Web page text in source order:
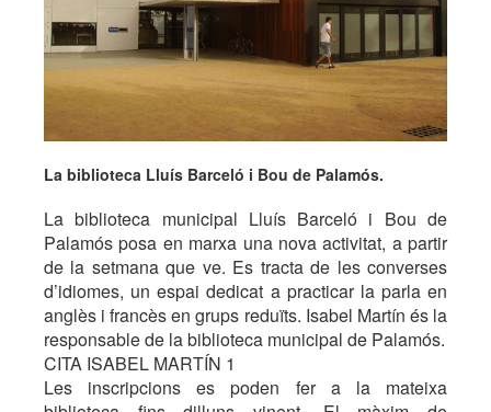
La biblioteca Lluís Barceló i Bou de Palamós.
La biblioteca municipal Lluís Barceló i Bou de
Palamós posa en marxa una nova activitat, a partir
de la setmana que ve. Es tracta de les converses
d’idiomes, un espai dedicat a practicar la parla en
anglès i francès en grups reduïts. Isabel Martín és la
responsable de la biblioteca municipal de Palamós.
CITA ISABEL MARTÍN 1
Les inscripcions es poden fer a la mateixa